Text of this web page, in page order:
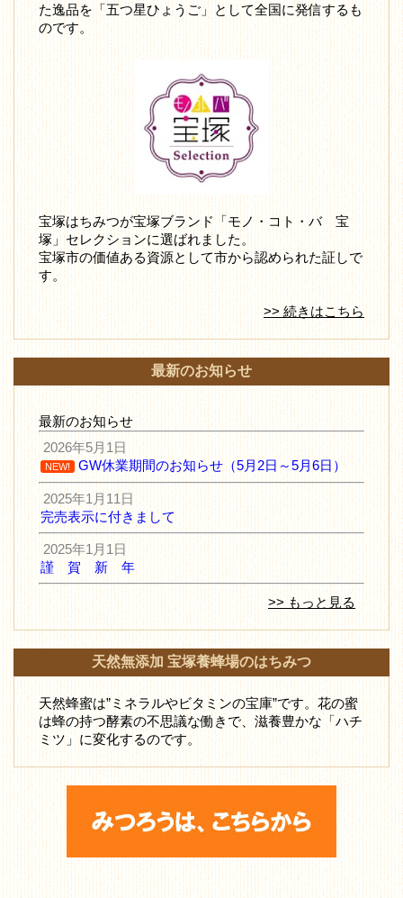
た逸品を「五つ星ひょうご」として全国に発信するも
のです。
宝塚はちみつが宝塚ブランド「モノ・コト・バ 宝
塚」セレクションに選ばれました。
宝塚市の価値ある資源として市から認められた証しで
す。
>> 続きはこちら
最新のお知らせ
最新のお知らせ
2026年5月1日
NEW! GW休業期間のお知らせ（5月2日～5月6日）
2025年1月11日
完売表示に付きまして
2025年1月1日
謹 賀 新 年
>> もっと見る
天然無添加 宝塚養蜂場のはちみつ
天然蜂蜜は”ミネラルやビタミンの宝庫”です。花の蜜
は蜂の持つ酵素の不思議な働きで、滋養豊かな「ハチ
ミツ」に変化するのです。